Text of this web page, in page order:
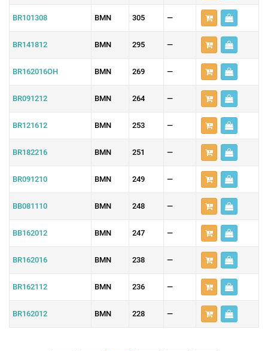
BR101308 BMN 305 —
BR141812 BMN 295 —
BR162016OH BMN 269 —
BR091212 BMN 264 —
BR121612 BMN 253 —
BR182216 BMN 251 —
BR091210 BMN 249 —
BB081110 BMN 248 —
BB162012 BMN 247 —
BR162016 BMN 238 —
BR162112 BMN 236 —
BR162012 BMN 228 —